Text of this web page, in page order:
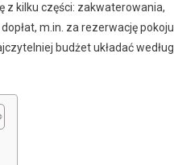
z kilku części: zakwaterowania,
m.in. za rezerwację pokoju
budżet układać według